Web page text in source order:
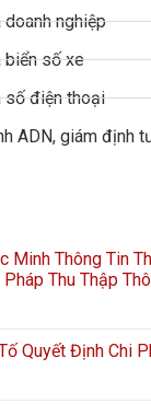
nghiệp
biển số xe
số điện thoại
ADN, giám định
Minh Thông Tin
Thu Thập
Quyết Định Chi